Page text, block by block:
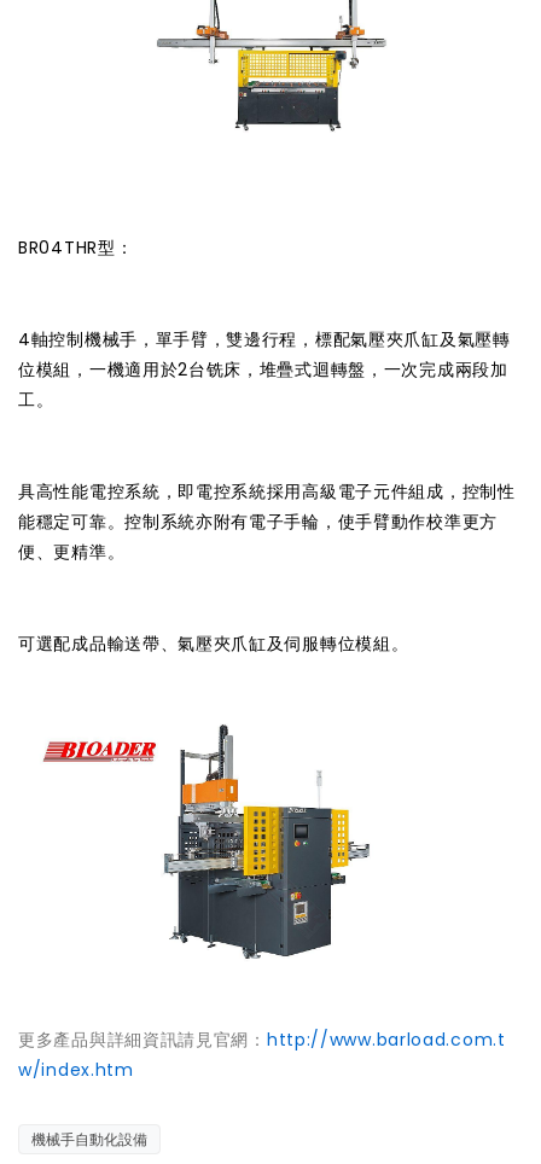
BR04THR型：
4軸控制機械手，單手臂，雙邊行程，標配氣壓夾爪缸及氣壓轉
位模組，一機適用於2台铣床，堆疊式迴轉盤，一次完成兩段加
工。
具高性能電控系統，即電控系統採用高級電子元件組成，控制性
能穩定可靠。控制系統亦附有電子手輪，使手臂動作校準更方
便、更精準。
可選配成品輸送帶、氣壓夾爪缸及伺服轉位模組。
更多產品與詳細資訊請見官網： http://www.barload.com.t
w/index.htm
機械手自動化設備